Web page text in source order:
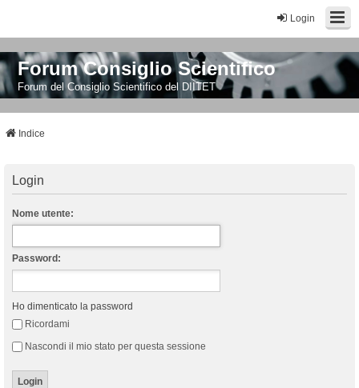
Login
Forum Consiglio Scientifico
Forum del Consiglio Scientifico del DIITET
Indice
Login
Nome utente:
Password:
Ho dimenticato la password
Ricordami
Nascondi il mio stato per questa sessione